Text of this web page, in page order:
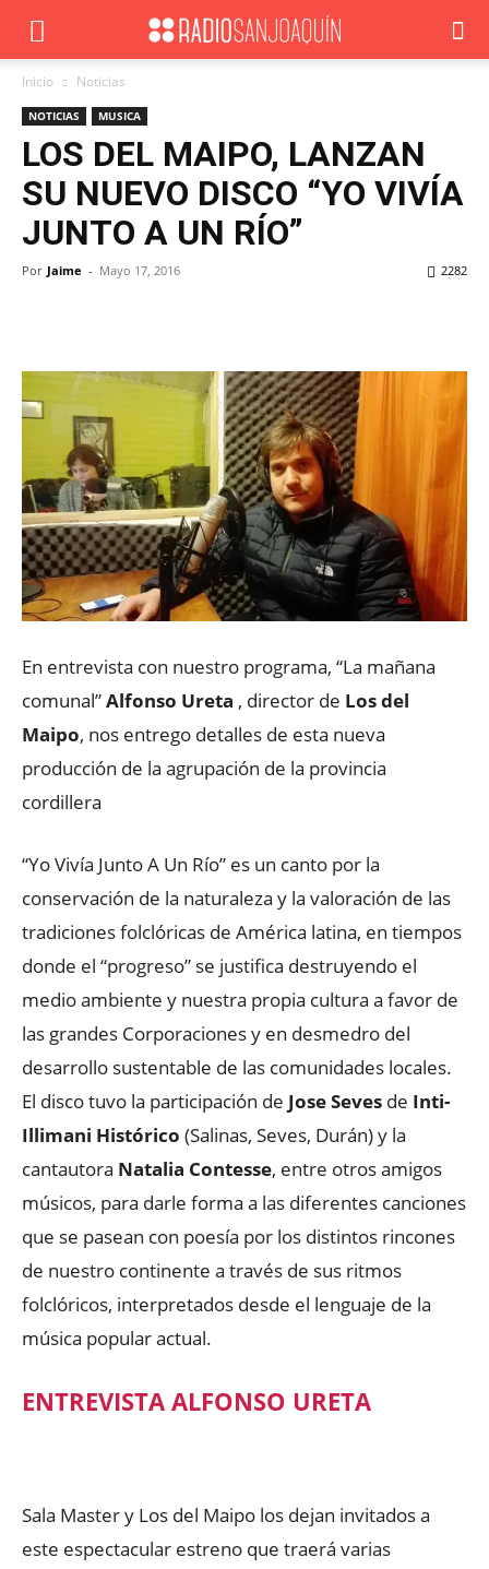
Inicio Noticias
NOTICIAS MUSICA
LOS DEL MAIPO, LANZAN
SU NUEVO DISCO “YO VIVÍA
JUNTO A UN RÍO”
Por Jaime - Mayo 17, 2016 2282
En entrevista con nuestro programa, “La mañana
comunal”Alfonso Ureta , director de Los del
Maipo, nos entrego detalles de esta nueva
producción de la agrupación de la provincia
cordillera
“Yo Vivía Junto A Un Río” es un canto por la
conservación de la naturaleza y la valoración de las
tradiciones folclóricas de América latina, en tiempos
donde el “progreso” se justifica destruyendo el
medio ambiente y nuestra propia cultura a favor de
las grandes Corporaciones y en desmedro del
desarrollo sustentable de las comunidades locales.
El disco tuvo la participación de Jose Seves de Inti-
Illimani Histórico (Salinas, Seves, Durán) y la
cantautora Natalia Contesse, entre otros amigos
músicos, para darle forma a las diferentes canciones
que se pasean con poesía por los distintos rincones
de nuestro continente a través de sus ritmos
folclóricos, interpretados desde el lenguaje de la
música popular actual.
ENTREVISTA ALFONSO URETA
Sala Master y Los del Maipo los dejan invitados a
este espectacular estreno que traerá varias